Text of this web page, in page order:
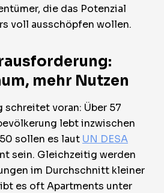
die das Potenzial
voll ausschöpfen wollen.
mehr Nutzen
schreitet voran: Über 57
lebt inzwischen
sollen es laut UN DESA
sein. Gleichzeitig werden
im Durchschnitt kleiner
es oft Apartments unter